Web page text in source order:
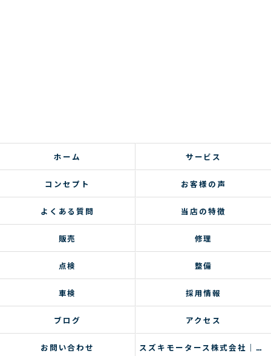
ホーム サービス
コンセプト お客様の声
よくある質問 当店の特徴
販売 修理
点検 整備
車検 採用情報
ブログ アクセス
お問い合わせ スズキモータース株式会社｜コラム